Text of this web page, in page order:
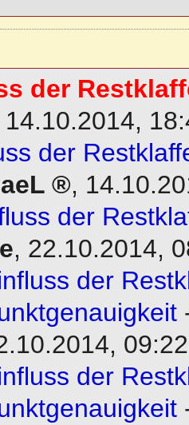
der
14.10.2014,
der
,
der
, 22.10.2014,
der
09:22
der